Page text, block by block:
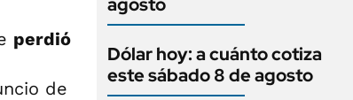
perdió
de
Dólar hoy: a cuánto cotiza
este sábado 8 de agosto